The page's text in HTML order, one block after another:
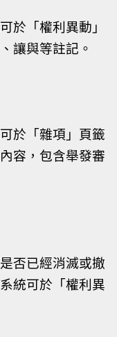
於「權利異動」
讓與等註記。
於「雜項」頁籤
容，包含舉發審
否已經消滅或撤
統可於「權利異